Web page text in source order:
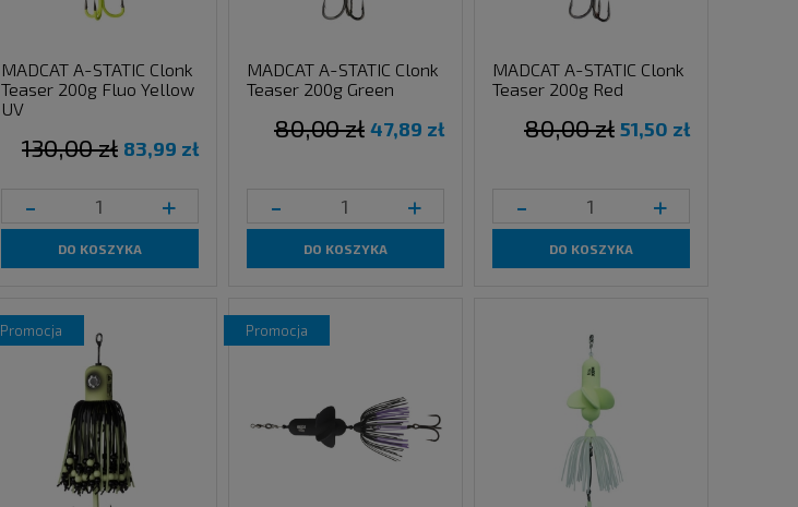
MADCAT A-STATIC Clonk
Teaser 200g Fluo Yellow
UV
83,99 zł
130,00 zł
- +
DO KOSZYKA
MADCAT A-STATIC Clonk
Teaser 200g Green
47,89 zł
80,00 zł
- +
DO KOSZYKA
MADCAT A-STATIC Clonk
Teaser 200g Red
51,50 zł
80,00 zł
- +
DO KOSZYKA
promocja promocja